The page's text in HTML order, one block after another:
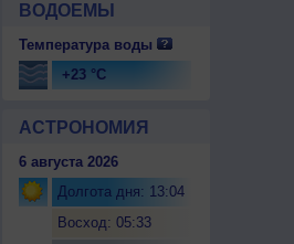
ВОДОЕМЫ
Температура воды
+23 °C
АСТРОНОМИЯ
6 августа 2026
Долгота дня: 13:04
Восход: 05:33